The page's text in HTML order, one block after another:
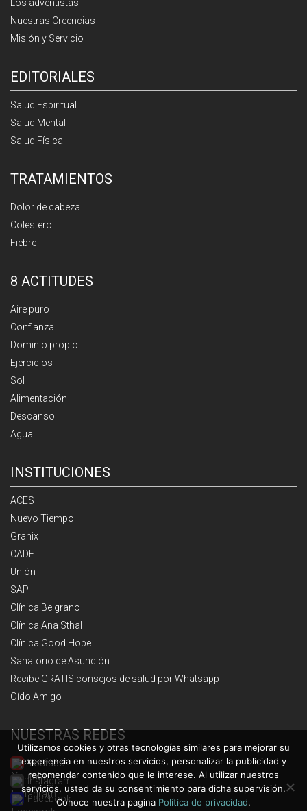
Los adventistas
Nuestras Creencias
Misión y Servicio
EDITORIALES
Salud Espiritual
Salud Mental
Salud Física
TRATAMIENTOS
Dolor de cabeza
Colesterol
Fiebre
8 ACTITUDES
Aire puro
Confianza
Dominio propio
Ejercicios
Sol
Alimentación
Descanso
Agua
INSTITUCIONES
ACES
Nuevo Tiempo
Granix
CADE
Unión
SAP
Clínica Belgrano
Clínica Ana Sthal
Clínica Good Hope
Sanatorio de Asunción
Recibe GRATIS consejos de salud por Whatsapp
Oído Amigo
NUESTRAS REDES
Youtube
Instagram
Facebook
Utilizamos cookies y otras tecnologías similares para mejorar su
experiencia en nuestros servicios, personalizar la publicidad y
recomendar contenido que le interese. Al utilizar nuestros
servicios, usted da su consentimiento para dicha supervisión.
Conoce nuestra pagina Política de privacidad.